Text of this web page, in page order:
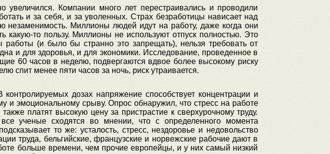
Компании много лет перестраивались и проводили
и за себя, и за уволенных. Страх безработицы нависает над
Миллионы людей идут на работу, даже когда они
то пользу. Миллионы не используют отпуск полностью. Это
(и было бы странно это запрещать), нельзя требовать от
и для здоровья, и для экономики. Исследование, проведенное в
60 часов в неделю, подвергаются вдвое более высокому риску
спит менее пяти часов за ночь, риск утраивается.
дозах напряжение способствует концентрации и
и эмоциональному срыву. Опрос обнаружил, что стресс на работе
платят высокую цену за пристрастие к сверхурочному труду.
ученые сходятся во мнении, что с определенного момента
то же: усталость, стресс, нездоровье и недовольство
труда, бельгийские, французские и норвежские рабочие дают в
больше времени, чем прочие европейцы, и у них самый низкий